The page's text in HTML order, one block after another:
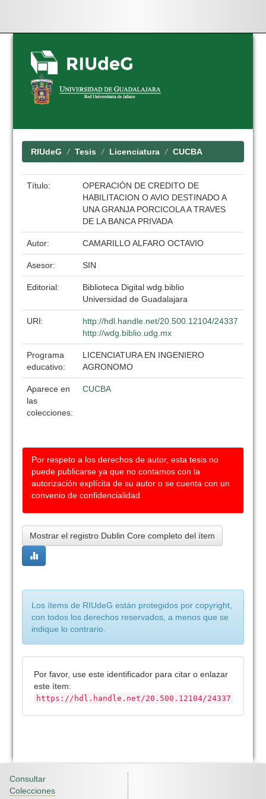
Skip
navigation
RIUdeG Tesis Licenciatura CUCBA
Título:
OPERACIÓN DE CREDITO DE
HABILITACION O AVIO DESTINADO A
UNA GRANJA PORCICOLA A TRAVES
DE LA BANCA PRIVADA
Autor: CAMARILLO ALFARO OCTAVIO
Asesor: SIN
Editorial:
Biblioteca Digital wdg.biblio
Universidad de Guadalajara
URI:
http://hdl.handle.net/20.500.12104/24337
http://wdg.biblio.udg.mx
Programa
educativo:
LICENCIATURA EN INGENIERO
AGRONOMO
Aparece en
las
colecciones:
CUCBA
Por respeto a los derechos de autor, esta tesis no
puede publicarse ya que no contamos con la
autorización explícita de su autor o se cuenta con un
convenio de confidencialidad
Mostrar el registro Dublin Core completo del ítem
Los ítems de RIUdeG están protegidos por copyright,
con todos los derechos reservados, a menos que se
indique lo contrario.
Por favor, use este identificador para citar o enlazar
este ítem:
https://hdl.handle.net/20.500.12104/24337
Consultar
Colecciones